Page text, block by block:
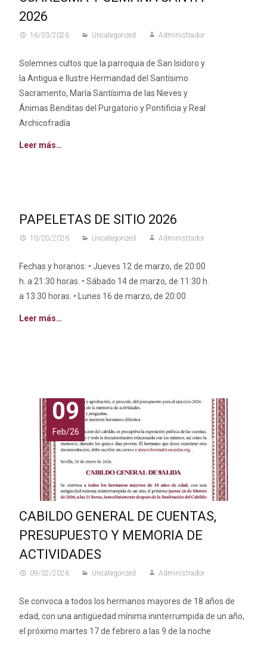
2026
16/03/2026 Uncategorized Administrador
Solemnes cultos que la parroquia de San Isidoro y
la Antigua e Ilustre Hermandad del Santísimo
Sacramento, María Santísima de las Nieves y
Ánimas Benditas del Purgatorio y Pontificia y Real
Archicofradía
Leer más…
PAPELETAS DE SITIO 2026
10/03/2026 Uncategorized Administrador
Fechas y horarios: • Jueves 12 de marzo, de 20:00
h. a 21:30 horas. • Sábado 14 de marzo, de 11:30 h.
a 13:30 horas. • Lunes 16 de marzo, de 20:00
Leer más…
09
Feb/26
CABILDO GENERAL DE CUENTAS,
PRESUPUESTO Y MEMORIA DE
ACTIVIDADES
09/02/2026 Uncategorized Administrador
Se convoca a todos los hermanos mayores de 18 años de
edad, con una antigüedad mínima ininterrumpida de un año,
el próximo martes 17 de febrero a las 9 de la noche